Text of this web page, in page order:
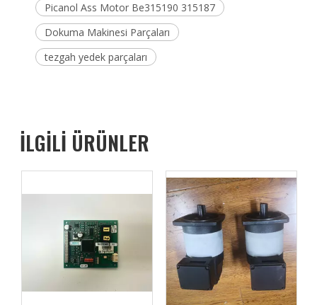
Picanol Ass Motor Be315190 315187
Dokuma Makinesi Parçaları
tezgah yedek parçaları
İLGİLİ ÜRÜNLER